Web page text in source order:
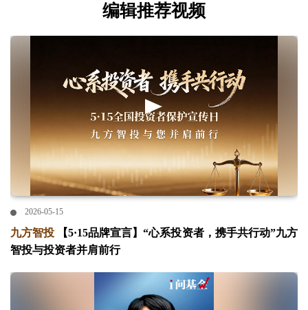
编辑推荐视频
2026-05-15
九方智投
【5·15品牌宣言】“心系投资者，携手共行动”九方
智投与投资者并肩前行